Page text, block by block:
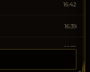
16:42
16:39
16:39
16:36